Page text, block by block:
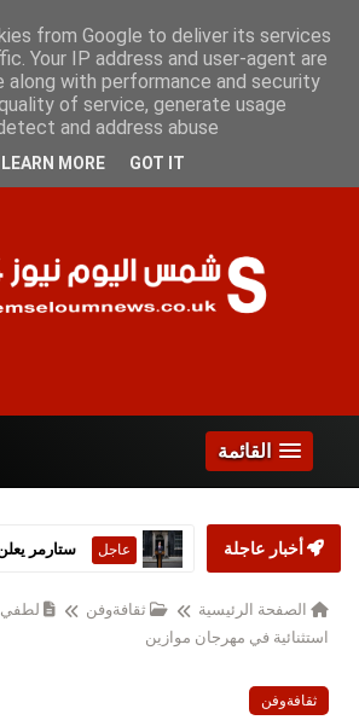
الخميس 6 أغسطس 2026
الصفحات
القائمة
أخبار عاجلة عاجل
الصفحة الرئيسية ثقافةوفن
لطفي
استثنائية في مهرجان موازين
ثقافةوفن
from Google to deliver its services
Your IP address and user-agent are
along with performance and security
of service, generate usage
and address abuse.
LEARN MORE GOT IT